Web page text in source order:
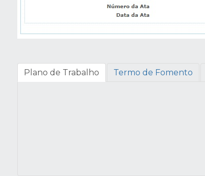
Plano de Trabalho Termo de Fomento